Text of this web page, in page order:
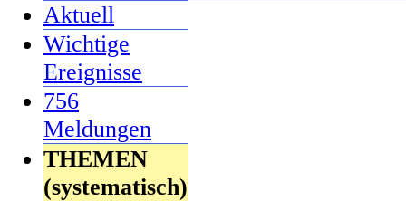
Aktuell
Wichtige
Ereignisse
756
Meldungen
THEMEN
(systematisch)